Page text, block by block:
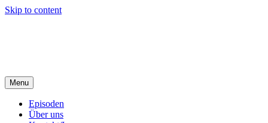
Skip to content
Menu
Episoden
Über uns